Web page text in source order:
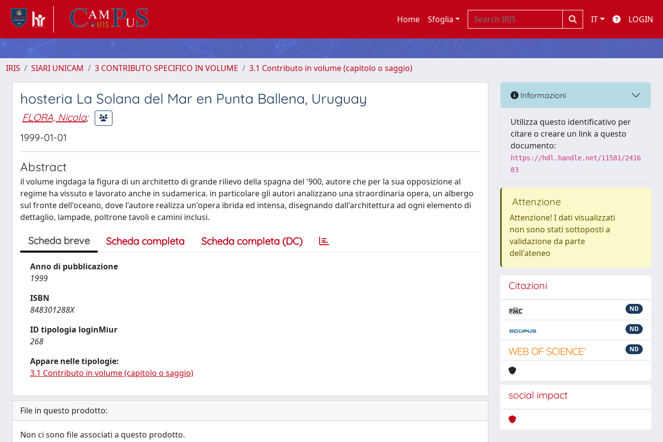
Home Sfoglia IT LOGIN
IRIS SIARI UNICAM 3 CONTRIBUTO SPECIFICO IN VOLUME 3.1 Contributo in volume (capitolo o saggio)
hosteria La Solana del Mar en Punta Ballena, Uruguay
FLORA, Nicola;
1999-01-01
Abstract
il volume ingdaga la figura di un architetto di grande rilievo della spagna del '900, autore che per la sua opposizione al
regime ha vissuto e lavorato anche in sudamerica. in particolare gli autori analizzano una straordinaria opera, un albergo
sul fronte dell'oceano, dove l'autore realizza un'opera ibrida ed intensa, disegnando dall'architettura ad ogni elemento di
dettaglio, lampade, poltrone tavoli e camini inclusi.
Scheda breve Scheda completa Scheda completa (DC)
Anno di pubblicazione
1999
ISBN
848301288X
ID tipologia loginMiur
268
Appare nelle tipologie:
3.1 Contributo in volume (capitolo o saggio)
File in questo prodotto:
Non ci sono file associati a questo prodotto.
Informazioni
Utilizza questo identificativo per
citare o creare un link a questo
documento:
https://hdl.handle.net/11581/2416
83
Attenzione
Attenzione! I dati visualizzati
non sono stati sottoposti a
validazione da parte
dell'ateneo
Citazioni
ND
ND
ND
social impact